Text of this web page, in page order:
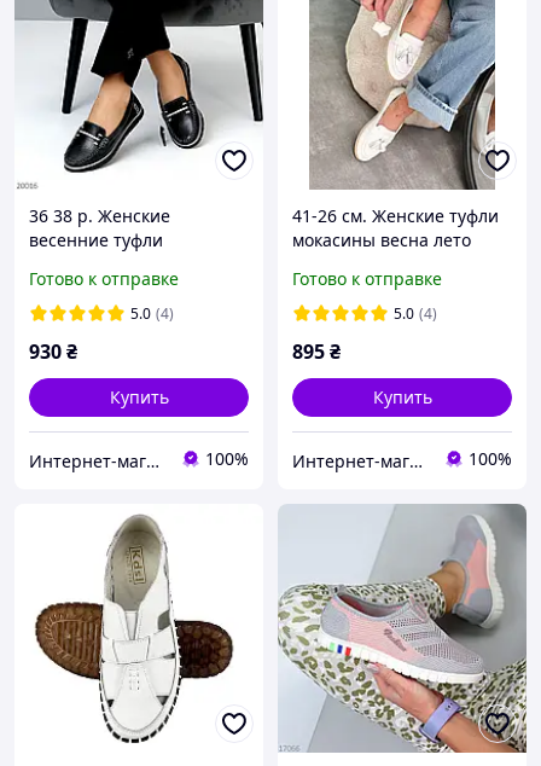
36 38 р. Женские
весенние туфли
черного цвета,
натуральная кожа
Готово к отправке
5.0 (4)
930₴
Купить
Интернет-магазин "Гардеробчик" 100%
41-26 см. Женские туфли
мокасины весна лето
натуральная кожа
Готово к отправке
5.0 (4)
895₴
Купить
Интернет-магазин "Гардеробчик" 100%